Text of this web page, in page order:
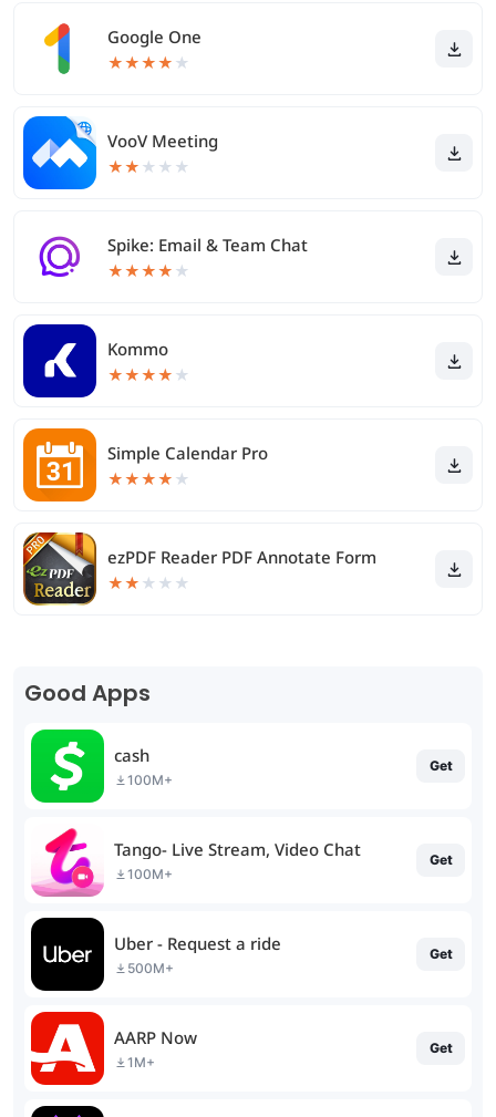
Google One
★★★★ ★
VooV Meeting
★★ ★ ★ ★
Spike: Email & Team Chat
★★★★ ★
Kommo
★★★★ ★
Simple Calendar Pro
★★★★ ★
ezPDF Reader PDF Annotate Form
★★ ★ ★ ★
Good Apps
cash
100M+
Get
Tango- Live Stream, Video Chat
100M+
Get
Uber - Request a ride
500M+
Get
AARP Now
1M+
Get